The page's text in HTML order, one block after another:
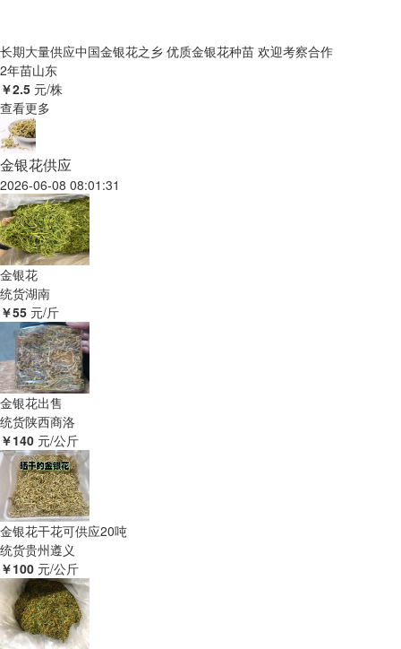
长期大量供应中国金银花之乡 优质金银花种苗 欢迎考察合作
2年苗山东
￥2.5 元/株
查看更多
金银花供应
2026-06-08 08:01:31
金银花
统货湖南
￥55 元/斤
金银花出售
统货陕西商洛
￥140 元/公斤
金银花干花可供应20吨
统货贵州遵义
￥100 元/公斤